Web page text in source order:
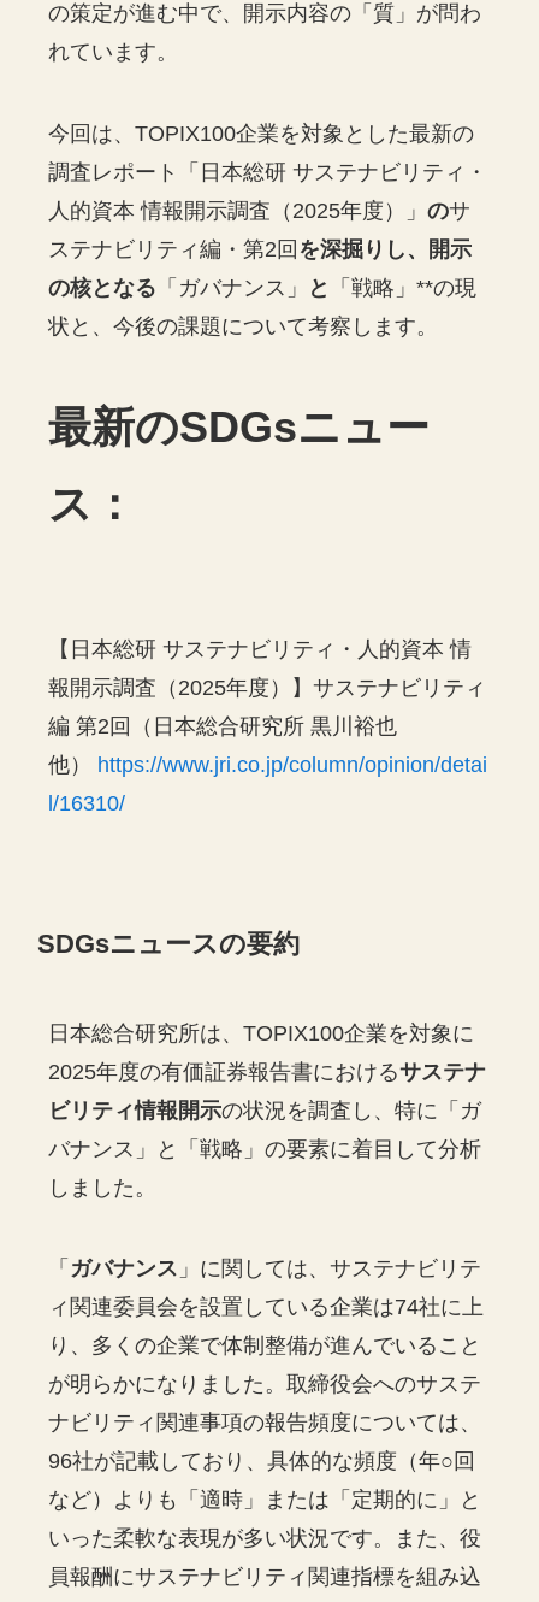
の策定が進む中で、開示内容の「質」が問わ
れています。
今回は、TOPIX100企業を対象とした最新の
調査レポート「日本総研 サステナビリティ・
人的資本 情報開示調査（2025年度）」のサ
ステナビリティ編・第2回 を深掘りし、開示
の核となる 「ガバナンス」 と
「戦略」**の現
状と、今後の課題について考察します。
最新のSDGsニュー
ス：
【日本総研 サステナビリティ・人的資本 情
報開示調査（2025年度）】サステナビリティ
編 第2回（日本総合研究所 黒川裕也
他） https://www.jri.co.jp/column/opinion/detai
l/16310/
SDGsニュースの要約
日本総合研究所は、TOPIX100企業を対象に
2025年度の有価証券報告書におけるサステナ
ビリティ情報開示の状況を調査し、特に「ガ
バナンス」と「戦略」の要素に着目して分析
しました。
「 ガバナンス 」に関しては、サステナビリテ
ィ関連委員会を設置している企業は74社に上
り、多くの企業で体制整備が進んでいること
が明らかになりました。取締役会へのサステ
ナビリティ関連事項の報告頻度については、
96社が記載しており、具体的な頻度（年○回
など）よりも「適時」または「定期的に」と
いった柔軟な表現が多い状況です。また、役
員報酬にサステナビリティ関連指標を組み込